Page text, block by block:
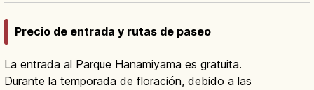
Precio de entrada y rutas de paseo
La entrada al Parque Hanamiyama es gratuita.
Durante la temporada de floración, debido a las